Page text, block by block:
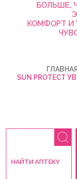
БОЛЬШЕ,
КОМФОРТ И
ГЛАВНАЯ
SUN
НАЙТИ АПТЕКУ